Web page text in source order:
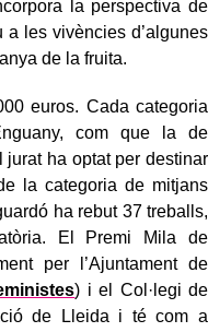
la perspectiva de
les vivències d’algunes
de la fruita.
euros. Cada categoria
com que la de
jurat ha optat per destinar
la categoria de mitjans
ha rebut 37 treballs,
El Premi Mila de
per l’Ajuntament de
) i el Col·legi de
de Lleida i té com a